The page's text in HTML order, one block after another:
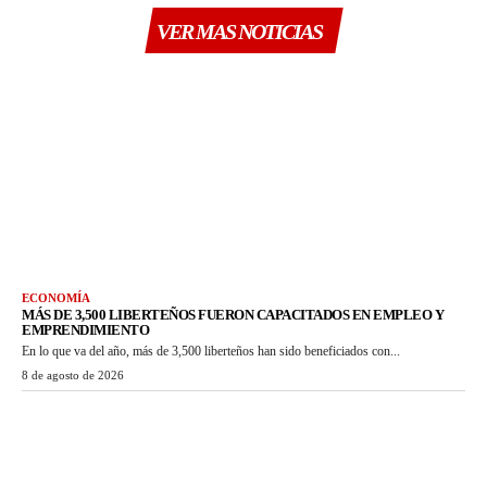
VER MAS NOTICIAS
ECONOMÍA
MÁS DE 3,500 LIBERTEÑOS FUERON CAPACITADOS EN EMPLEO Y
EMPRENDIMIENTO
En lo que va del año, más de 3,500 liberteños han sido beneficiados con...
8 de agosto de 2026